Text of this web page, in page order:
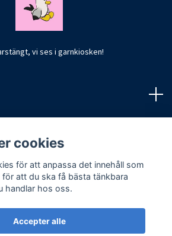
vi ses i garnkiosken!
cookies
för att anpassa det innehåll som
att du ska få bästa tänkbara
handlar hos oss.
Accepter alle